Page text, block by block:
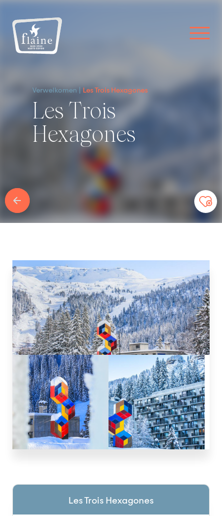
Verwelkomen Les Trois Hexagones
Les Trois
Hexagones
Les Trois Hexagones